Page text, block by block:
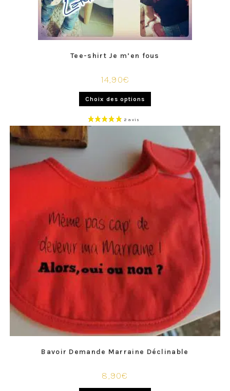
Tee-shirt Je m’en fous
14,90€
Choix des options
Bavoir Demande Marraine Déclinable
8,90€